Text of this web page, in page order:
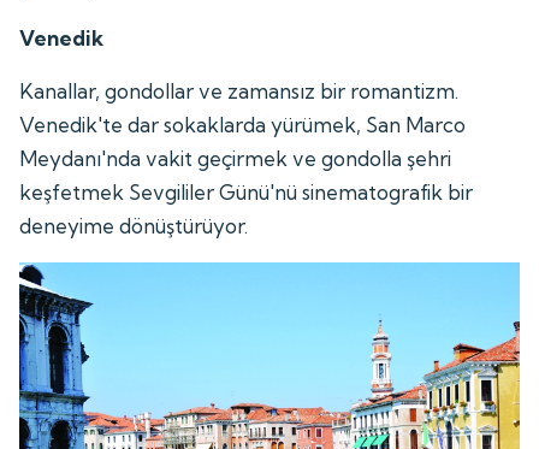
Venedik
Kanallar, gondollar ve zamansız bir romantizm.
Venedik'te dar sokaklarda yürümek, San Marco
Meydanı'nda vakit geçirmek ve gondolla şehri
keşfetmek Sevgililer Günü'nü sinematografik bir
deneyime dönüştürüyor.